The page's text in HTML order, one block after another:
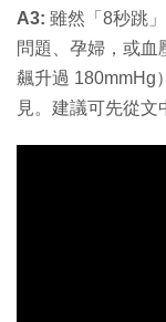
A3: 雖然「8秒跳
問題、孕婦，或血
飆升過 180mmHg
見。建議可先從文